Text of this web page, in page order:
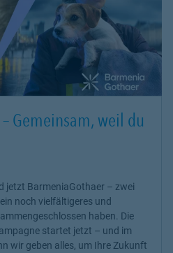
Gemeinsam, weil du
jetzt BarmeniaGothaer – zwei
noch vielfältigeres und
haben. Die
startet jetzt – und im
wir geben alles, um Ihre Zukunft